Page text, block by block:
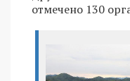
отмечено 130